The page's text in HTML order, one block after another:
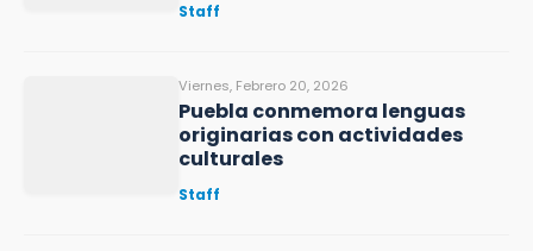
Staff
Viernes, Febrero 20, 2026
Puebla conmemora lenguas
originarias con actividades
culturales
Staff